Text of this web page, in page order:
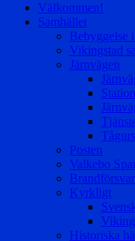
Välkommen!
Samhället
Bebyggelse
Vikingstad
Järnvägen
Posten
Valkebo
Kyrkligt
Historiska